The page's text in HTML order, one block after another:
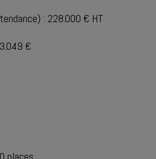
: 228.000 € HT
€